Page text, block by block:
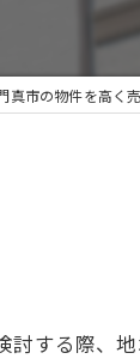
真市の物件を高く
討する際、